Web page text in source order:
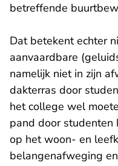
betreffende
Dat betekent echter
aanvaardbare
namelijk niet in zijn
dakterras door
het college wel
pand door studenten
op het woon- en
belangenafweging